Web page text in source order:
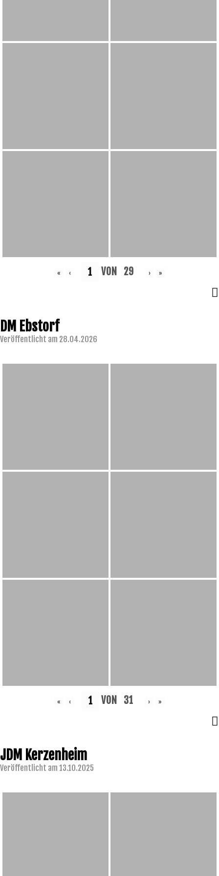
« ‹ VON 29 › »
DM Ebstorf
Veröffentlicht am 28.04.2026
« ‹ VON 31 › »
JDM Kerzenheim
Veröffentlicht am 13.10.2025